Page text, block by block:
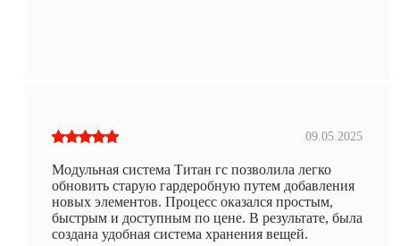
09.05.2025
Модульная система Титан гс позволила легко
обновить старую гардеробную путем добавления
новых элементов. Процесс оказался простым,
быстрым и доступным по цене. В результате, была
создана удобная система хранения вещей.